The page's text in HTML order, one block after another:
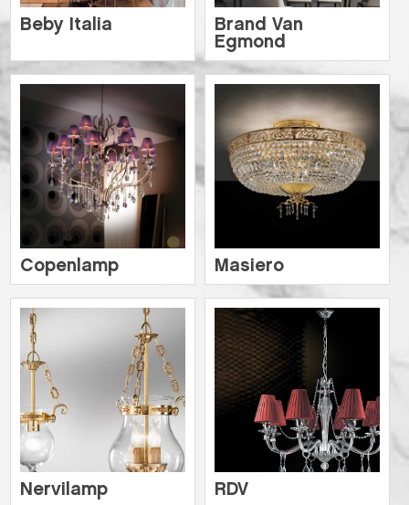
Beby Italia
Brand Van
Egmond
Copenlamp Masiero
Nervilamp RDV